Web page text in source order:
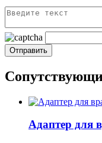
Адаптер для